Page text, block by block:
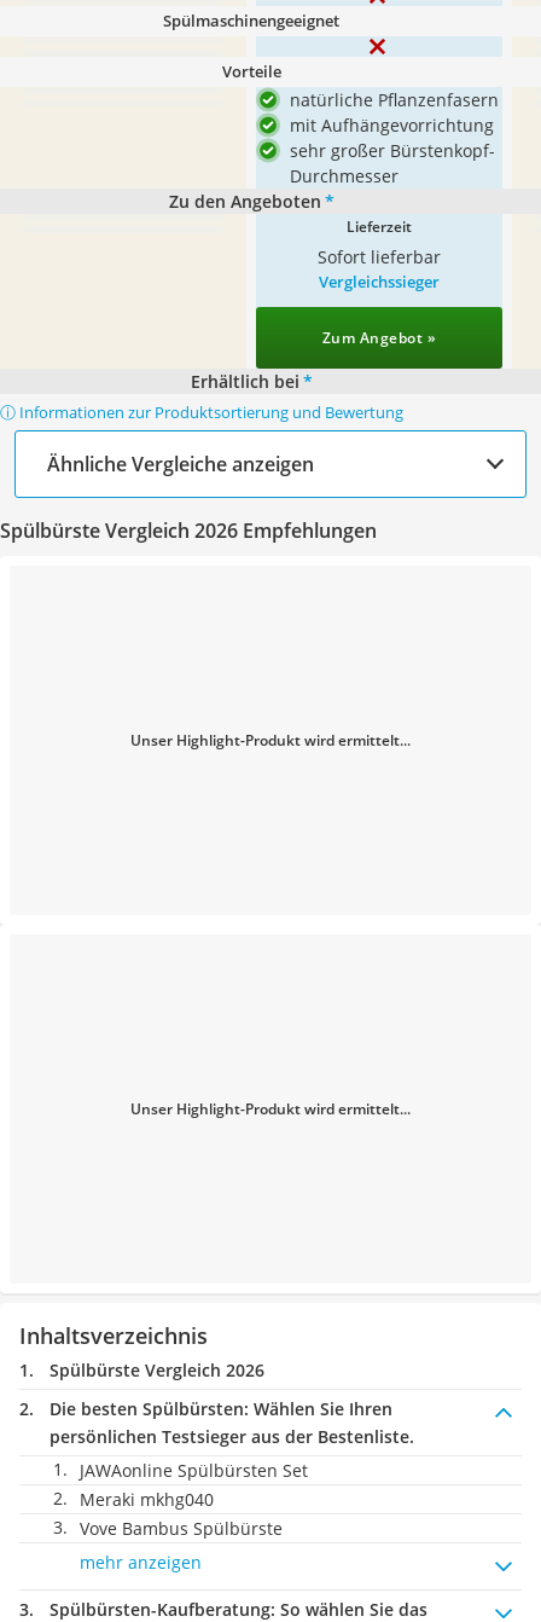
Spülmaschinengeeignet
Vorteile
natürliche Pflanzenfasern
mit Aufhängevorrichtung
sehr großer Bürstenkopf-
Durchmesser
Zu den Angeboten *
Lieferzeit
Sofort lieferbar
Vergleichssieger
Zum Angebot »
Erhältlich bei *
ⓘ Informationen zur Produktsortierung und Bewertung
Ähnliche Vergleiche anzeigen
Spülbürste Vergleich 2026 Empfehlungen
Unser Highlight-Produkt wird ermittelt...
Unser Highlight-Produkt wird ermittelt...
Inhaltsverzeichnis
Spülbürste Vergleich 2026
Die besten Spülbürsten: Wählen Sie Ihren
persönlichen Testsieger aus der Bestenliste.
JAWAonline Spülbürsten Set
Meraki mkhg040
Vove Bambus Spülbürste
mehr anzeigen
Spülbürsten-Kaufberatung: So wählen Sie das